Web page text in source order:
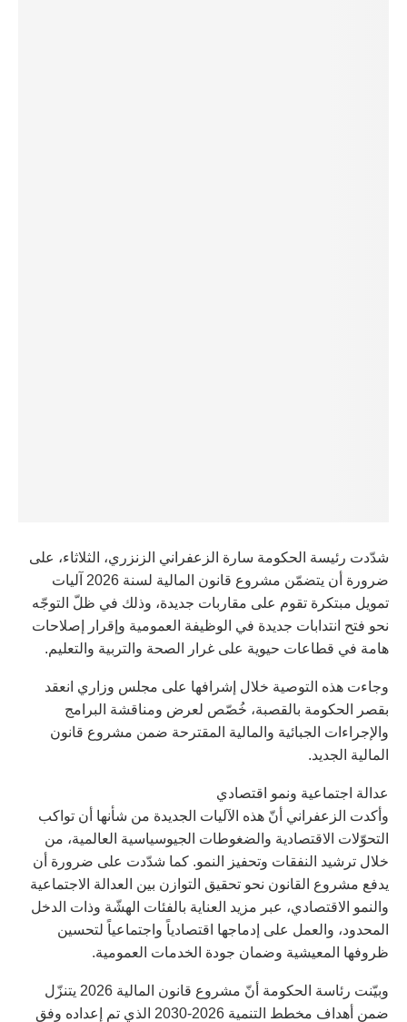
شدّدت رئيسة الحكومة سارة الزعفراني الزنزري، الثلاثاء، على
ضرورة أن يتضمّن مشروع قانون المالية لسنة 2026 آليات
تمويل مبتكرة تقوم على مقاربات جديدة، وذلك في ظلّ التوجّه
نحو فتح انتدابات جديدة في الوظيفة العمومية وإقرار إصلاحات
هامة في قطاعات حيوية على غرار الصحة والتربية والتعليم.
وجاءت هذه التوصية خلال إشرافها على مجلس وزاري انعقد
بقصر الحكومة بالقصبة، خُصّص لعرض ومناقشة البرامج
والإجراءات الجبائية والمالية المقترحة ضمن مشروع قانون
المالية الجديد.
عدالة اجتماعية ونمو اقتصادي
وأكدت الزعفراني أنّ هذه الآليات الجديدة من شأنها أن تواكب
التحوّلات الاقتصادية والضغوطات الجيوسياسية العالمية، من
خلال ترشيد النفقات وتحفيز النمو. كما شدّدت على ضرورة أن
يدفع مشروع القانون نحو تحقيق التوازن بين العدالة الاجتماعية
والنمو الاقتصادي، عبر مزيد العناية بالفئات الهشّة وذات الدخل
المحدود، والعمل على إدماجها اقتصادياً واجتماعياً لتحسين
ظروفها المعيشية وضمان جودة الخدمات العمومية.
وبيّنت رئاسة الحكومة أنّ مشروع قانون المالية 2026 يتنزّل
ضمن أهداف مخطط التنمية 2026-2030 الذي تم إعداده وفق